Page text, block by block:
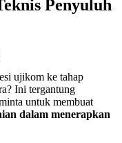
Penyuluh
ujikom ke tahap
Ini tergantung
untuk membuat
dalam menerapkan